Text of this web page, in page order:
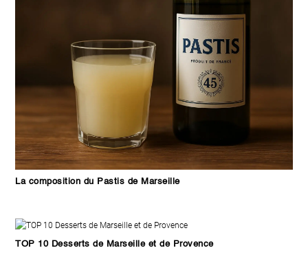
La composition du Pastis de Marseille
TOP 10 Desserts de Marseille et de Provence